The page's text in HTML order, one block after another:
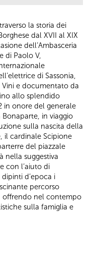
la storia dei
dal XVII al XIX
dell’Ambasceria
di Paolo V,
di Sassonia,
Vini e documentato da
allo splendido
in onore del generale
in viaggio
sulla nascita della
il cardinale Scipione
del piazzale
nella suggestiva
con l’aiuto di
d’epoca i
percorso
offrendo nel contempo
sulla famiglia e